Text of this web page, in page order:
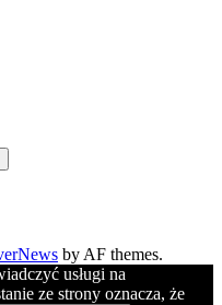
by AF themes.
usługi na
ze strony oznacza, że